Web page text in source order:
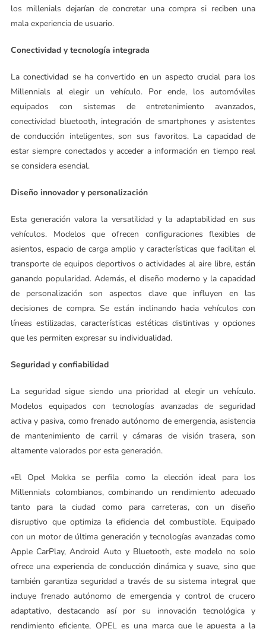
los millenials dejarían de concretar una compra si reciben una
mala experiencia de usuario.
Conectividad y tecnología integrada
La conectividad se ha convertido en un aspecto crucial para los
Millennials al elegir un vehículo. Por ende, los automóviles
equipados con sistemas de entretenimiento avanzados,
conectividad bluetooth, integración de smartphones y asistentes
de conducción inteligentes, son sus favoritos. La capacidad de
estar siempre conectados y acceder a información en tiempo real
se considera esencial.
Diseño innovador y personalización
Esta generación valora la versatilidad y la adaptabilidad en sus
vehículos. Modelos que ofrecen configuraciones flexibles de
asientos, espacio de carga amplio y características que facilitan el
transporte de equipos deportivos o actividades al aire libre, están
ganando popularidad. Además, el diseño moderno y la capacidad
de personalización son aspectos clave que influyen en las
decisiones de compra. Se están inclinando hacia vehículos con
líneas estilizadas, características estéticas distintivas y opciones
que les permiten expresar su individualidad.
Seguridad y confiabilidad
La seguridad sigue siendo una prioridad al elegir un vehículo.
Modelos equipados con tecnologías avanzadas de seguridad
activa y pasiva, como frenado autónomo de emergencia, asistencia
de mantenimiento de carril y cámaras de visión trasera, son
altamente valorados por esta generación.
«El Opel Mokka se perfila como la elección ideal para los
Millennials colombianos, combinando un rendimiento adecuado
tanto para la ciudad como para carreteras, con un diseño
disruptivo que optimiza la eficiencia del combustible. Equipado
con un motor de última generación y tecnologías avanzadas como
Apple CarPlay, Android Auto y Bluetooth, este modelo no solo
ofrece una experiencia de conducción dinámica y suave, sino que
también garantiza seguridad a través de su sistema integral que
incluye frenado autónomo de emergencia y control de crucero
adaptativo, destacando así por su innovación tecnológica y
rendimiento eficiente, OPEL es una marca que le apuesta a la